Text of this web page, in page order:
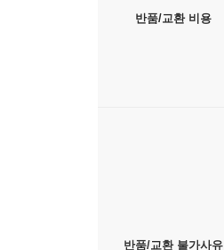
반품/교환 비용
반품/교환 불가사유